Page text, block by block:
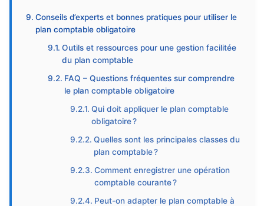
Conseils d’experts et bonnes pratiques pour utiliser le
plan comptable obligatoire
Outils et ressources pour une gestion facilitée
du plan comptable
FAQ – Questions fréquentes sur comprendre
le plan comptable obligatoire
Qui doit appliquer le plan comptable
obligatoire ?
Quelles sont les principales classes du
plan comptable ?
Comment enregistrer une opération
comptable courante ?
Peut-on adapter le plan comptable à